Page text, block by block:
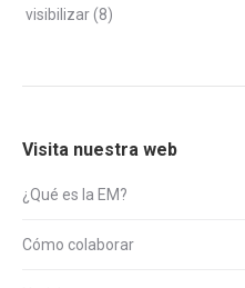
visibilizar(8)
Visita nuestra web
¿Qué es la EM?
Cómo colaborar